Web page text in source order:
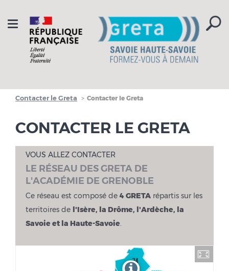
Toggle
navigation
Contacter le Greta Contacter le Greta
CONTACTER LE GRETA
VOUS ALLEZ CONTACTER
LE RÉSEAU DES GRETA DE
L'ACADÉMIE DE GRENOBLE
Ce réseau est composé de 4 GRETA répartis sur les
territoires de l'Isère, la Drôme, l'Ardèche, la
Savoie et la Haute-Savoie.